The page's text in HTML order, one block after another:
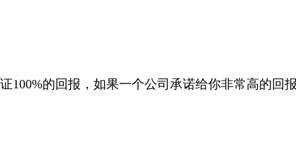
的回报，如果一个公司承诺给你非常高的回